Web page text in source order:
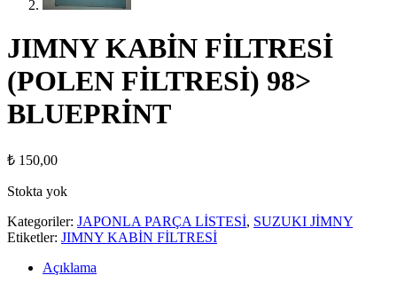
JIMNY KABİN FİLTRESİ
(POLEN FİLTRESİ) 98>
BLUEPRİNT
₺ 150,00
Stokta yok
Kategoriler: JAPONLA PARÇA LİSTESİ, SUZUKI JİMNY
Etiketler: JIMNY KABİN FİLTRESİ
Açıklama